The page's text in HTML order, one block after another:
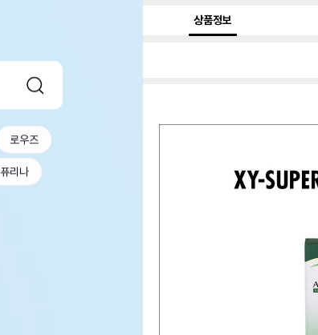
로우즈
퓨리나
상품정보